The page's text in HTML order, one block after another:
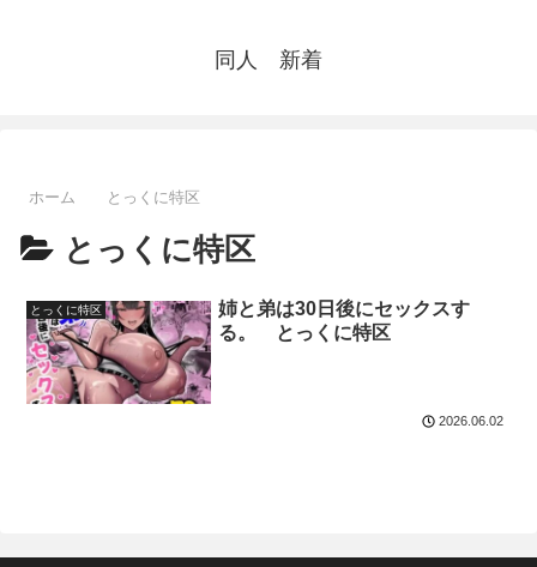
同人 新着
ホーム とっくに特区
とっくに特区
とっくに特区
姉と弟は30日後にセックスす
る。 とっくに特区
2026.06.02